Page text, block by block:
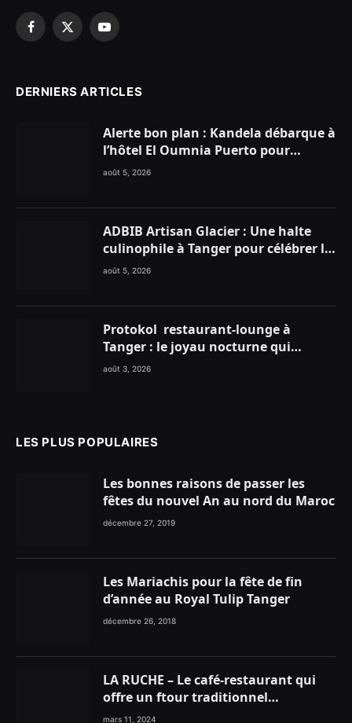
Facebook
X
YouTube
DERNIERS ARTICLES
Alerte bon plan : Kandela débarque à
l’hôtel El Oumnia Puerto pour
enflammer le Chiringuito Malibu
août 5, 2026
ADBIB Artisan Glacier : Une halte
culinophile à Tanger pour célébrer la
glace traditionnelle aux matières
août 5, 2026
Protokol restaurant-lounge à
Tanger : le joyau nocturne qui
réinvente vos soirées
août 3, 2026
LES PLUS POPULAIRES
Les bonnes raisons de passer les
fêtes du nouvel An au nord du Maroc
décembre 27, 2019
Les Mariachis pour la fête de fin
d’année au Royal Tulip Tanger
décembre 26, 2018
LA RUCHE – Le café-restaurant qui
offre un ftour traditionnel
gourmand
mars 11, 2024